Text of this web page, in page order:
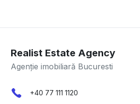
Realist Estate Agency
Agenție imobiliară Bucuresti
+40 77 111 1120